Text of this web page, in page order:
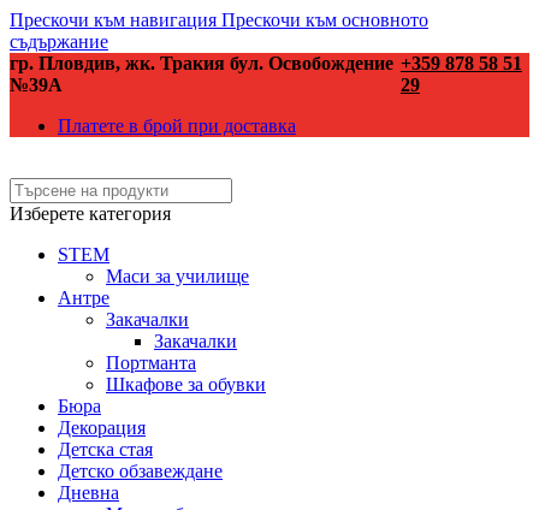
Прескочи към навигация Прескочи към основното
съдържание
гр. Пловдив, жк. Тракия бул. Освобождение
№39А
+359 878 58 51
29
Платете в брой при доставка
Изберете категория
STEM
Маси за училище
Антре
Закачалки
Закачалки
Портманта
Шкафове за обувки
Бюра
Декорация
Детска стая
Детско обзавеждане
Дневна